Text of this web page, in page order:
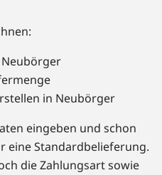
in Neubörger
eingeben und schon
eine Standardbelieferung.
die Zahlungsart sowie